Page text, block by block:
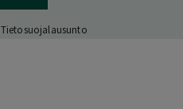
Tietosuojalausunto